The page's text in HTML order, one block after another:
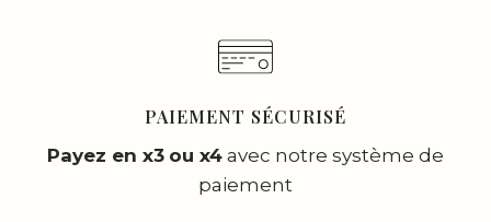
PAIEMENT SÉCURISÉ
Payez en x3 ou x4avec notre système de
paiement